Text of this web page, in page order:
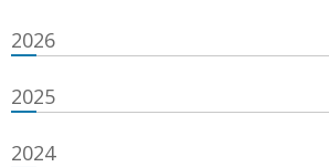
2026
2025
2024